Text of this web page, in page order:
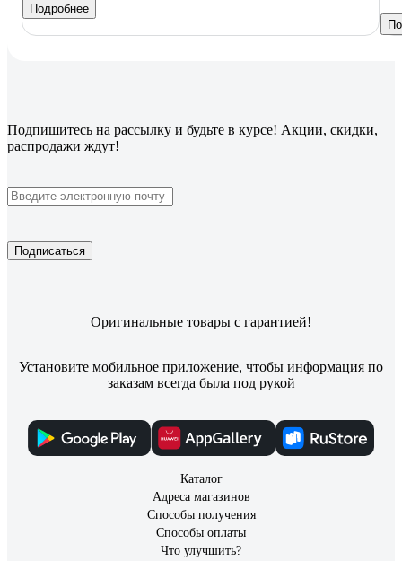
Подробнее
Подпишитесь на рассылку и будьте в курсе! Акции, скидки,
распродажи ждут!
Подписаться
Оригинальные товары с гарантией!
Установите мобильное приложение, чтобы информация по
заказам всегда была под рукой
Каталог
Адреса магазинов
Способы получения
Способы оплаты
Что улучшить?